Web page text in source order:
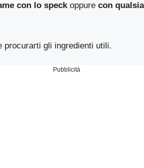
con lo speckoppurecon
procurarti gli ingredienti utili.
Pubblicità